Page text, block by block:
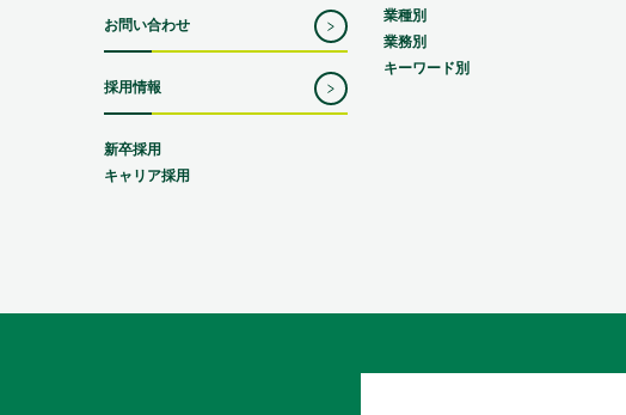
お問い合わせ
採用情報
新卒採用
キャリア採用
業種別
業務別
キーワード別